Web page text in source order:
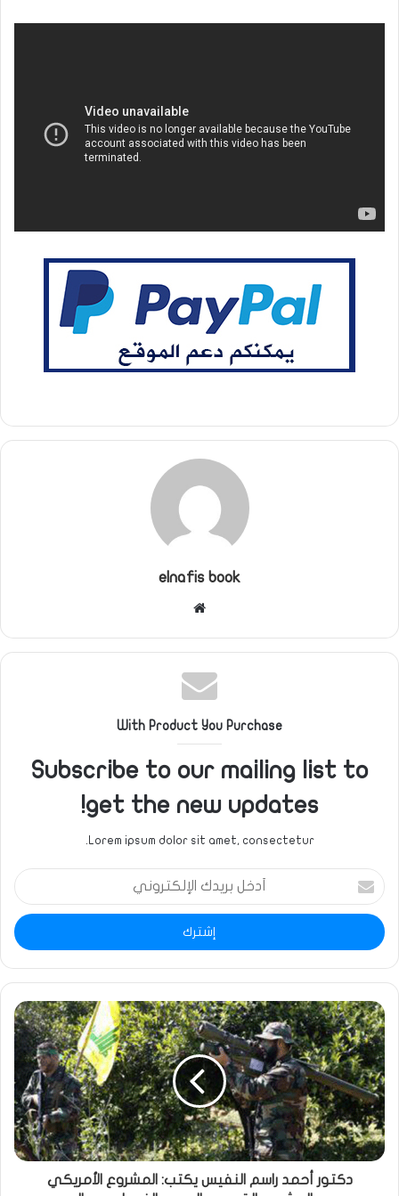
إلكترونيا
elnafis book
With Product You Purchase
Subscribe to our mailing list to
get the new updates!
Lorem ipsum dolor sit amet, consectetur.
أدخل
بريدك
الإلكتروني
دكتور أحمد راسم النفيس يكتب: المشروع الأمريكي